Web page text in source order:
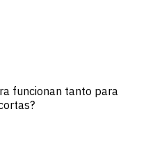
funcionan tanto para